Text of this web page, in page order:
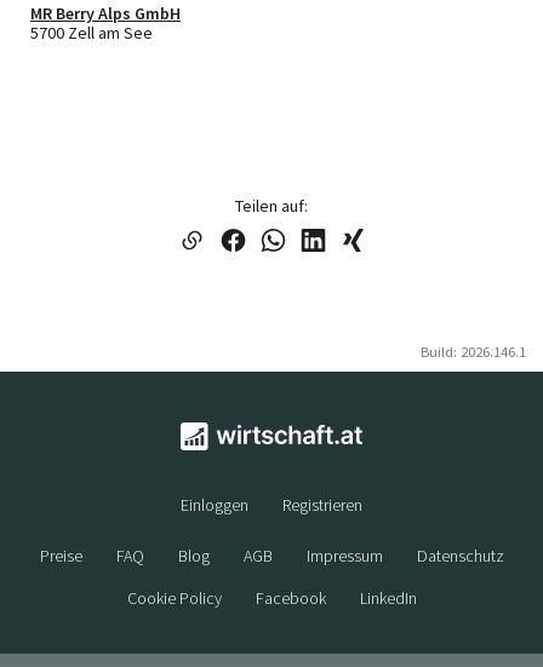
MR Berry Alps GmbH
5700 Zell am See
Teilen auf:
Build: 2026.146.1
Einloggen Registrieren
Preise FAQ Blog AGB Impressum
Datenschutz
Cookie Policy
Facebook LinkedIn